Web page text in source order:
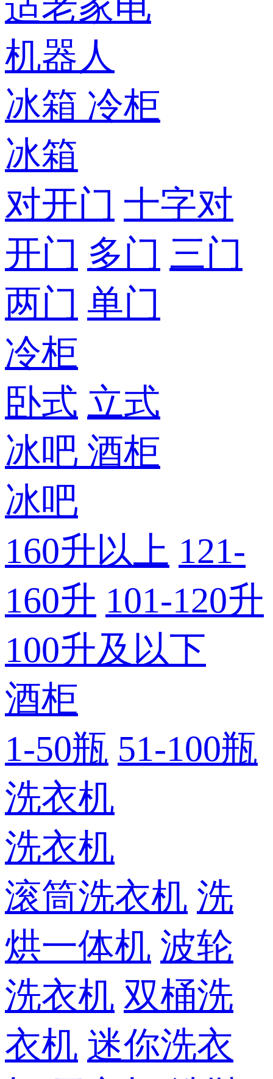
机器人
冰箱 冷柜
冰箱
对开门 十字对
开门 多门 三门
两门 单门
冷柜
卧式 立式
冰吧 酒柜
冰吧
160升以上 121-
160升 101-120升
100升及以下
酒柜
1-50瓶 51-100瓶
洗衣机
洗衣机
滚筒洗衣机 洗
烘一体机 波轮
洗衣机 双桶洗
衣机 迷你洗衣